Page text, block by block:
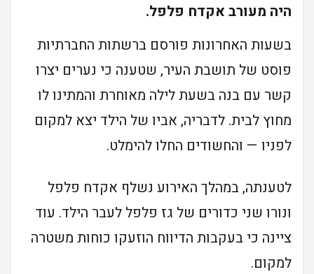
היה מעורב אקדח פלפל.
בשעות האחרונות פורסם ברשתות החברתיות
פוסט של תושבת העיר, שטענה כי נערים יצרו
קשר עם בנה בשעת לילה מאוחרת והמתינו לו
מחוץ לבית. לדבריה, אביו של הילד יצא למקום
לפניו — והחשודים החלו להימלט.
לטענתה, במהלך האירוע נשלף אקדח פלפל
ונורו שני כדורים של גז פלפל לעבר הילד. עוד
ציינה כי בעקבות הדיווח הוזעקו כוחות משטרה
למקום.